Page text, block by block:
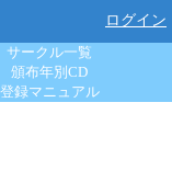
ログイン
サークル一覧
頒布年別CD
登録マニュアル